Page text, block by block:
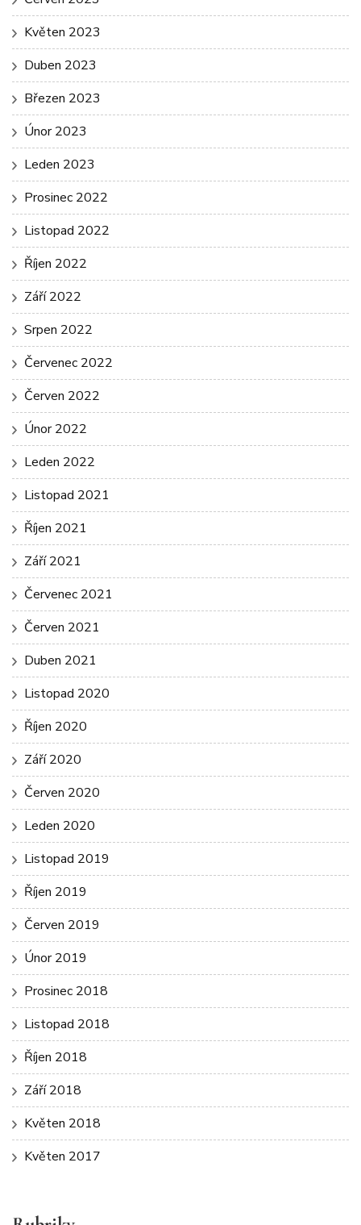
Květen 2023
Duben 2023
Březen 2023
Únor 2023
Leden 2023
Prosinec 2022
Listopad 2022
Říjen 2022
Září 2022
Srpen 2022
Červenec 2022
Červen 2022
Únor 2022
Leden 2022
Listopad 2021
Říjen 2021
Září 2021
Červenec 2021
Červen 2021
Duben 2021
Listopad 2020
Říjen 2020
Září 2020
Červen 2020
Leden 2020
Listopad 2019
Říjen 2019
Červen 2019
Únor 2019
Prosinec 2018
Listopad 2018
Říjen 2018
Září 2018
Květen 2018
Květen 2017